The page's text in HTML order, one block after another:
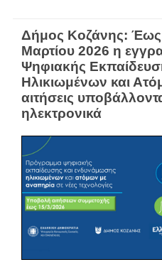
Δήμος Κοζάνης: Έως
Μαρτίου 2026 η
Ψηφιακής
Ηλικιωμένων και
αιτήσεις
ηλεκτρονικά